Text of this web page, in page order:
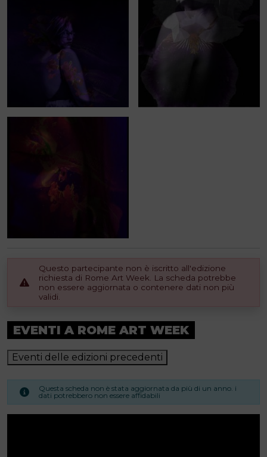
Questo partecipante non è iscritto all'edizione
richiesta di Rome Art Week. La scheda potrebbe
non essere aggiornata o contenere dati non più
validi.
EVENTI A ROME ART WEEK
Eventi delle edizioni precedenti
Questa scheda non è stata aggiornata da più di un anno. i
dati potrebbero non essere affidabili